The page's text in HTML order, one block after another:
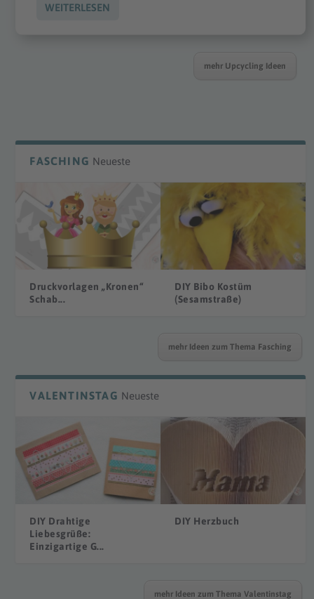
WEITERLESEN
mehr Upcycling Ideen
FASCHING Neueste
Druckvorlagen „Kronen“
Schab...
DIY Bibo Kostüm
(Sesamstraße)
mehr Ideen zum Thema Fasching
VALENTINSTAG Neueste
DIY Drahtige
Liebesgrüße:
Einzigartige G...
DIY Herzbuch
mehr Ideen zum Thema Valentinstag